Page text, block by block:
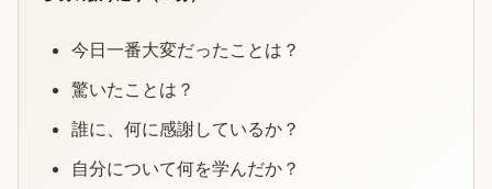
今日一番大変だったことは？
驚いたことは？
誰に、何に感謝しているか？
自分について何を学んだか？